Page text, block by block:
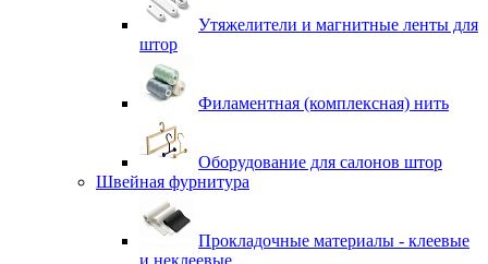
Утяжелители и магнитные ленты для
штор
Филаментная (комплексная) нить
Оборудование для салонов штор
Швейная фурнитура
Прокладочные материалы - клеевые
и неклеевые